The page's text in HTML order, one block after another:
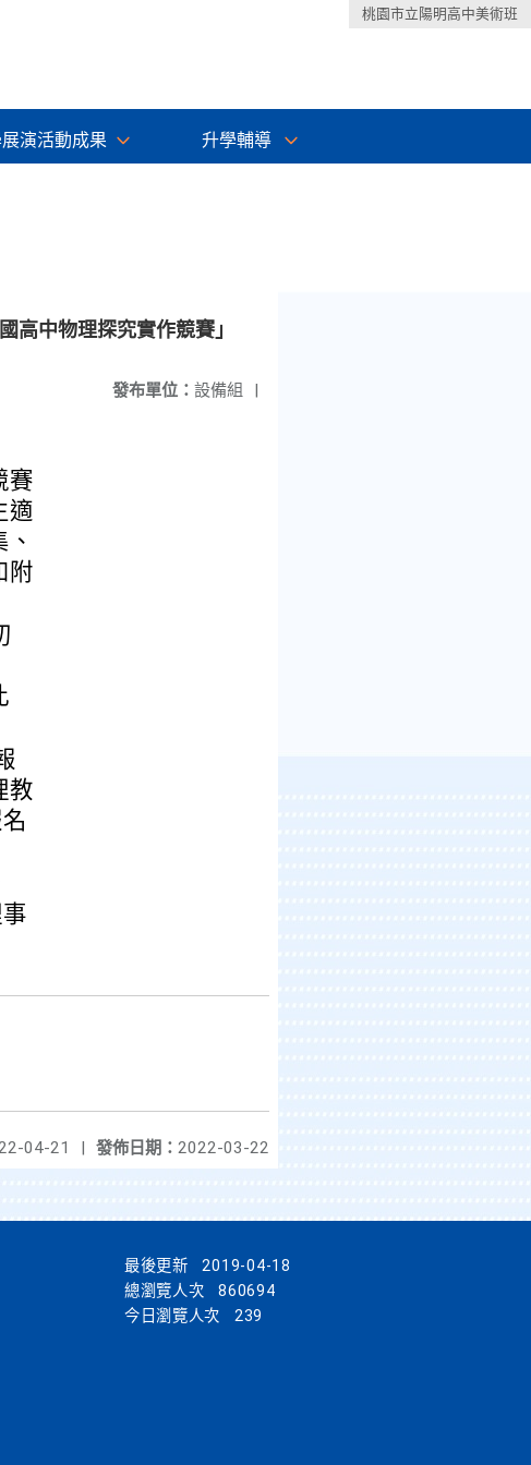
桃園市立陽明高中美術班
演活動成果 升學輔導
高中物理探究實作競賽」
發布單位： 設備組 |
賽
適
附
教
發佈日期： 2022-03-22
04-21 |
最後更新
2019-04-18
總瀏覽人次
860694
今日瀏覽人次
239